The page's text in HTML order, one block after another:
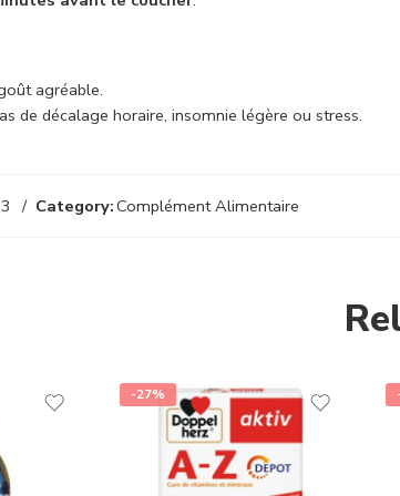
agréable.
de décalage horaire, insomnie légère ou stress.
Category:Complément Alimentaire
-27%